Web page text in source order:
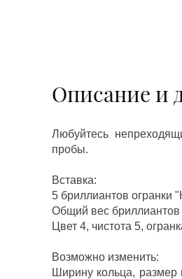
Описание и
Любуйтесь
пробы.
Вставка:
5 бриллиантов огранки
Общий вес бриллиантов
Цвет 4, чистота 5,
Возможно изменить:
Ширину кольца, размер